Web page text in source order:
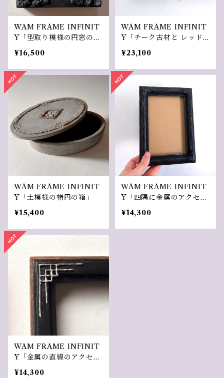
WAM FRAME INFINIT
Y「型取り模様の円窓の額
縁」
¥16,500
WAM FRAME INFINIT
Y「チーク古材と レッド
シダーと金属の額縁」
¥23,100
WAM FRAME INFINIT
Y「土模様の楕円の箱」
¥15,400
WAM FRAME INFINIT
Y「四隅に金属のアクセン
トのある黒ボーロ塗装の額
縁」
¥14,300
WAM FRAME INFINIT
Y「金属の直線のアクセン
トのある額縁」
¥14,300